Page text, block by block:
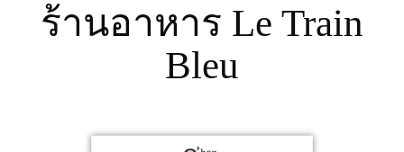
ร้านอาหาร Le Train
Bleu